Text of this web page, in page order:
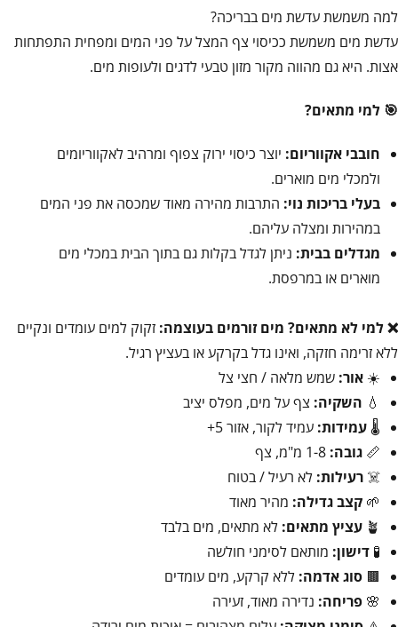
למה משמשת עדשת מים בבריכה?
עדשת מים משמשת ככיסוי צף המצל על פני המים ומפחית התפתחות
אצות. היא גם מהווה מקור מזון טבעי לדגים ולעופות מים.
🎯 למי מתאים?
חובבי אקווריום: יוצר כיסוי ירוק צפוף ומרהיב לאקווריומים
ולמכלי מים מוארים.
בעלי בריכות נוי: התרבות מהירה מאוד שמכסה את פני המים
במהירות ומצלה עליהם.
מגדלים בבית: ניתן לגדל בקלות גם בתוך הבית במכלי מים
מוארים או במרפסת.
❌ למי לא מתאים? מים זורמים בעוצמה: זקוק למים עומדים ונקיים
ללא זרימה חזקה, ואינו גדל בקרקע או בעציץ רגיל.
☀️ אור: שמש מלאה / חצי צל
💧 השקיה: צף על מים, מפלס יציב
🌡️עמידות: עמיד לקור, אזור 5+
📏 גובה: 1-8 מ"מ, צף
☠️ רעילות: לא רעיל / בטוח
🌱 קצב גדילה: מהיר מאוד
🪴 עציץ מתאים: לא מתאים, מים בלבד
🧪 דישון: מותאם לסימני חולשה
🟫 סוג אדמה: ללא קרקע, מים עומדים
🌸 פריחה: נדירה מאוד, זעירה